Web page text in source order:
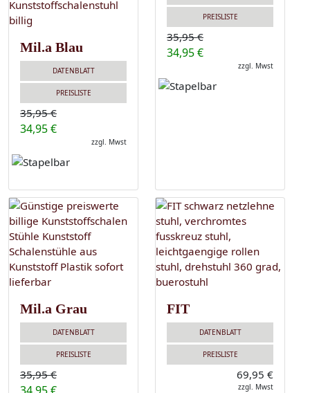
Mil.a Blau
DATENBLATT
PREISLISTE
35,95 €
34,95 €
zzgl. Mwst
PREISLISTE
35,95 €
34,95 €
zzgl. Mwst
Mil.a Grau
DATENBLATT
PREISLISTE
35,95 €
FIT
DATENBLATT
PREISLISTE
69,95 €
zzgl. Mwst